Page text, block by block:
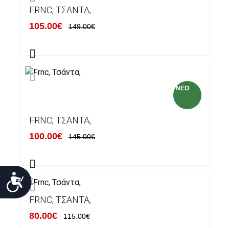
Προσιτότητα
FRNC, ΤΣΆΝΤΑ,
105.00€ 149.00€
NEO
FRNC, ΤΣΆΝΤΑ,
100.00€ 145.00€
FRNC, ΤΣΆΝΤΑ,
80.00€ 115.00€